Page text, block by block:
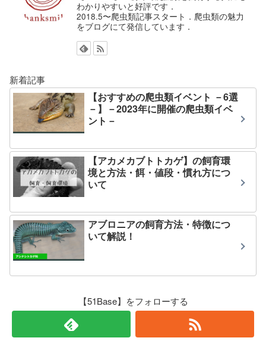
わかりやすいと好評です．
2018.5〜爬虫類記事スタート．爬虫類の魅力
をブログにて発信しています．
新着記事
【おすすめの爬虫類イベント －6選
－】－2023年に開催の爬虫類イベ
ント－
【アカメカブトトカゲ】の飼育環
境と方法・餌・値段・慣れ方につ
いて
アブロニアの飼育方法・特徴につ
いて解説！
【51Base】をフォローする